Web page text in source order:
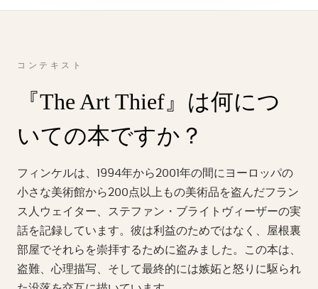
コンテキスト
『The Art Thief』は何につ
いての本ですか？
フィンケルは、1994年から2001年の間にヨーロッパの
小さな美術館から200点以上もの美術品を盗んだフラン
ス人ウェイター、ステファン・ブライトヴィーザーの実
話を記録しています。彼は利益のためではなく、屋根裏
部屋でそれらを崇拝するために盗みました。この本は、
盗難、心理描写、そして最終的には嫉妬と怒りに駆られ